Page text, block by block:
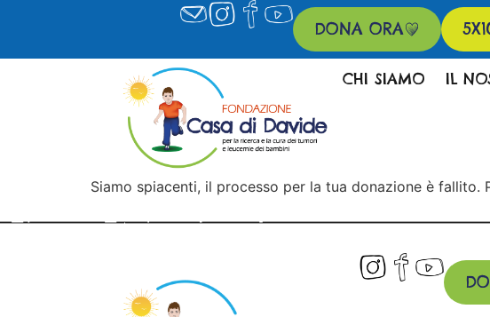
DONA ORA
CHI SIAMO IL
Siamo spiacenti, il processo per la tua donazione è